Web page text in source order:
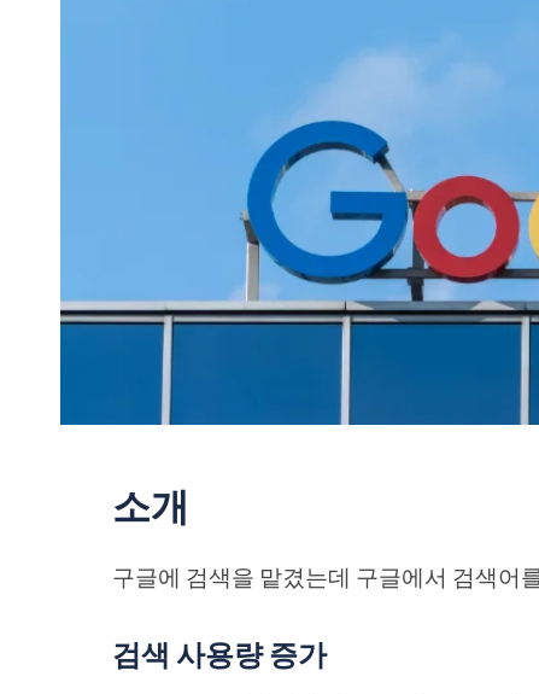
소개
구글에 검색을 맡겼는데 구글에서 검색어
검색 사용량 증가